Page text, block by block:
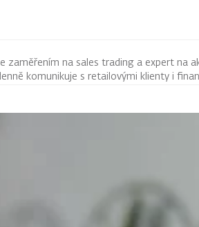
zaměřením na sales trading a expert
komunikuje s retailovými klienty i